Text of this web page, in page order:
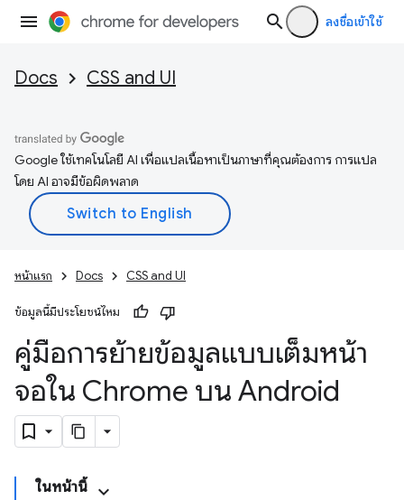
ลงชื่อเข้าใช้
Docs CSS and UI
Google ใช้เทคโนโลยี AI เพื่อแปลเนื้อหาเป็นภาษาที่คุณต้องการ การแปล
โดย AI อาจมีข้อผิดพลาด
หน้าแรก Docs CSS and UI
ข้อมูลนี้มีประโยชน์ไหม
คู่มือการย้ายข้อมูลแบบเต็มหน้า
จอใน Chrome บน Android
ในหน้านี้